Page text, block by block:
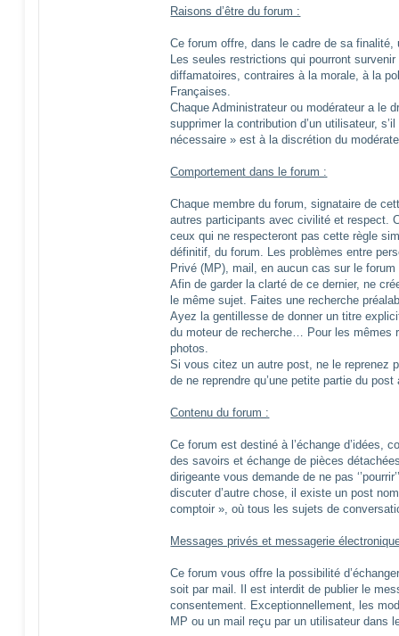
Raisons d’être du forum :
Ce forum offre, dans le cadre de sa finalité,
Les seules restrictions qui pourront
diffamatoires, contraires à la morale, à la
Françaises.
Chaque Administrateur ou modérateur a le
supprimer la contribution d’un utilisateur,
nécessaire » est à la discrétion du
Comportement dans le forum :
Chaque membre du forum, signataire de
autres participants avec civilité et respect.
ceux qui ne respecteront pas cette règle
définitif, du forum. Les problèmes entre
Privé (MP), mail, en aucun cas sur le forum
Afin de garder la clarté de ce dernier, ne
le même sujet. Faites une recherche
Ayez la gentillesse de donner un titre
du moteur de recherche… Pour les mêmes
photos.
Si vous citez un autre post, ne le reprenez
de ne reprendre qu’une petite partie du
Contenu du forum :
Ce forum est destiné à l’échange d’idées,
des savoirs et échange de pièces
dirigeante vous demande de ne pas
discuter d’autre chose, il existe un post
comptoir », où tous les sujets de
Messages privés et messagerie
Ce forum vous offre la possibilité
soit par mail. Il est interdit de publier le
consentement. Exceptionnellement, les
MP ou un mail reçu par un utilisateur dans